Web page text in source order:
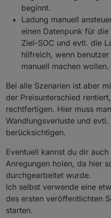
beginnt.
Ladung manuell
einen Datenpunk für
Ziel-SOC und evtl. die
hilfreich, wenn
manuell machen wollen.
Bei alle Szenarien ist aber
der Preisunterschied
rechtfertigen. Hier muss
Wandlungsverluste und
berücksichtigen.
Eventuell kannst du dir
Anregungen holen, da hier
durchgearbeitet wurde.
Ich selbst verwende eine
des ersten veröffentlichten
starten.